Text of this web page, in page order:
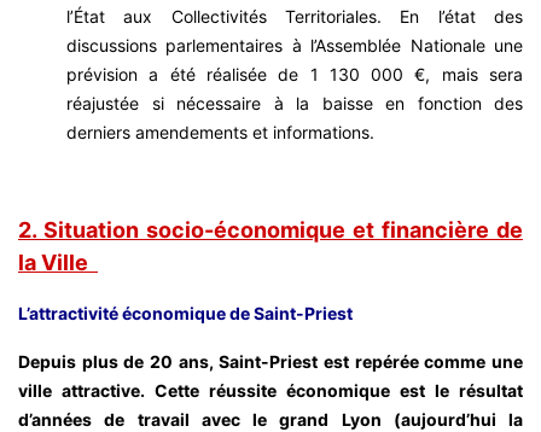
l’État aux Collectivités Territoriales. En l’état des
discussions parlementaires à l’Assemblée Nationale une
prévision a été réalisée de 1 130 000 €, mais sera
réajustée si nécessaire à la baisse en fonction des
derniers amendements et informations.
2. Situation socio-économique et financière de
la Ville
L’attractivité économique de Saint-Priest
Depuis plus de 20 ans, Saint-Priest est repérée comme une
ville attractive. Cette réussite économique est le résultat
d’années de travail avec le grand Lyon (aujourd’hui la